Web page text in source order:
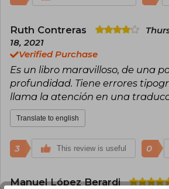
Ruth Contreras
18, 2021
Verified Purchase
Es un libro maravilloso, de una
profundidad. Tiene errores
llama la atención en una
Translate to english
3 This review is useful 0
Manuel López Berardi